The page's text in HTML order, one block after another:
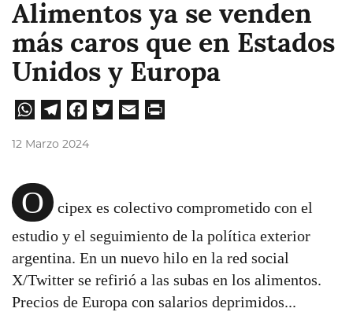
Alimentos ya se venden
más caros que en Estados
Unidos y Europa
W
pp
Te
Fa
Tw
12 Marzo 2024
O
cipex es colectivo comprometido con el
estudio y el seguimiento de la política exterior
argentina. En un nuevo hilo en la red social
X/Twitter se refirió a las subas en los alimentos.
Precios de Europa con salarios deprimidos...